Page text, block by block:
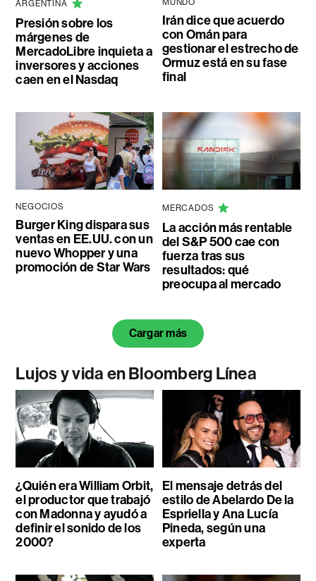
ARGENTINA
Presión sobre los
márgenes de
MercadoLibre inquieta a
inversores y acciones
caen en el Nasdaq
MUNDO
Irán dice que acuerdo
con Omán para
gestionar el estrecho de
Ormuz está en su fase
final
NEGOCIOS
Burger King dispara sus
ventas en EE.UU. con un
nuevo Whopper y una
promoción de Star Wars
MERCADOS
La acción más rentable
del S&P 500 cae con
fuerza tras sus
resultados: qué
preocupa al mercado
Cargar más
Lujos y vida en Bloomberg Línea
¿Quién era William Orbit,
el productor que trabajó
con Madonna y ayudó a
definir el sonido de los
2000?
El mensaje detrás del
estilo de Abelardo De la
Espriella y Ana Lucía
Pineda, según una
experta